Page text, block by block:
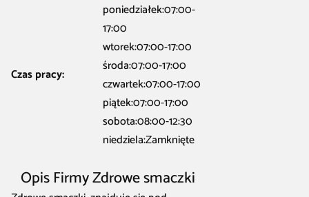
Czas pracy:
poniedziałek:07:00-
17:00
wtorek:07:00-17:00
środa:07:00-17:00
czwartek:07:00-17:00
piątek:07:00-17:00
sobota:08:00-12:30
niedziela:Zamknięte
Opis Firmy Zdrowe smaczki